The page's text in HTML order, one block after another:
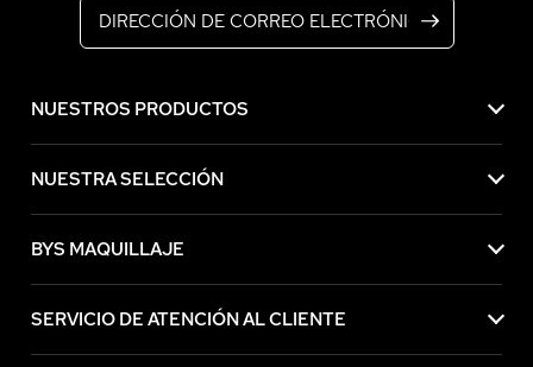
NUESTROS PRODUCTOS
NUESTRA SELECCIÓN
BYS MAQUILLAJE
SERVICIO DE ATENCIÓN AL CLIENTE